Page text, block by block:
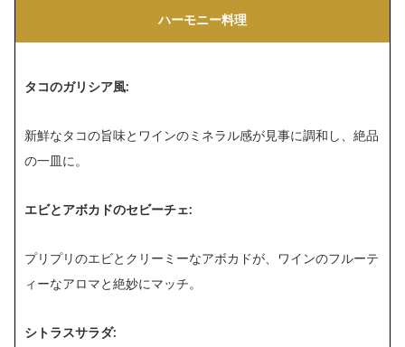
ハーモニー料理
タコのガリシア風:
新鮮なタコの旨味とワインのミネラル感が見事に調和し、絶品
の一皿に。
エビとアボカドのセビーチェ:
プリプリのエビとクリーミーなアボカドが、ワインのフルーテ
ィーなアロマと絶妙にマッチ。
シトラスサラダ: